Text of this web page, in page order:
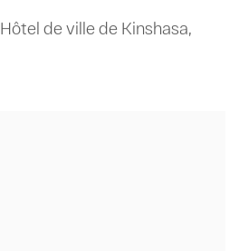
Hôtel de ville de Kinshasa,